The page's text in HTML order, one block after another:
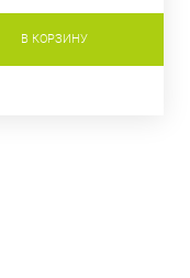
В КОРЗИНУ